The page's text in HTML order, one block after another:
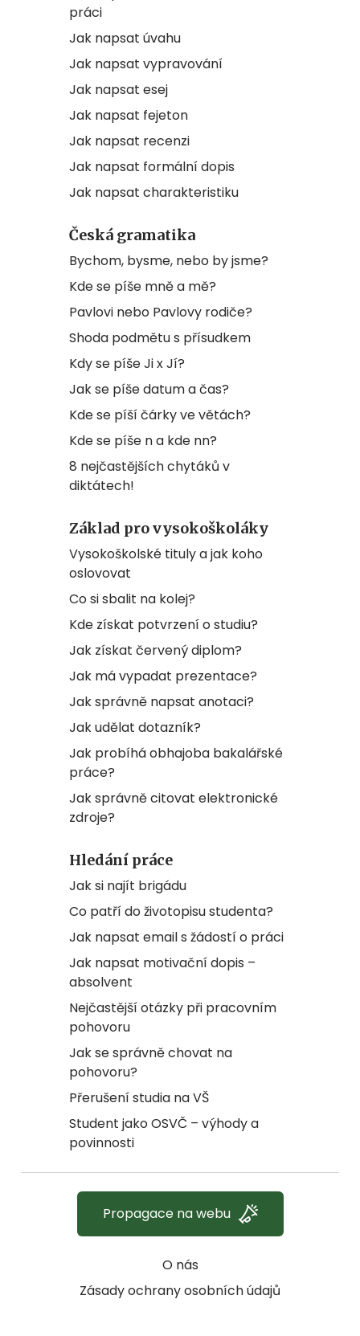
práci
Jak napsat úvahu
Jak napsat vypravování
Jak napsat esej
Jak napsat fejeton
Jak napsat recenzi
Jak napsat formální dopis
Jak napsat charakteristiku
Česká gramatika
Bychom, bysme, nebo by jsme?
Kde se píše mně a mě?
Pavlovi nebo Pavlovy rodiče?
Shoda podmětu s přísudkem
Kdy se píše Ji x Jí?
Jak se píše datum a čas?
Kde se píší čárky ve větách?
Kde se píše n a kde nn?
8 nejčastějších chytáků v
diktátech!
Základ pro vysokoškoláky
Vysokoškolské tituly a jak koho
oslovovat
Co si sbalit na kolej?
Kde získat potvrzení o studiu?
Jak získat červený diplom?
Jak má vypadat prezentace?
Jak správně napsat anotaci?
Jak udělat dotazník?
Jak probíhá obhajoba bakalářské
práce?
Jak správně citovat elektronické
zdroje?
Hledání práce
Jak si najít brigádu
Co patří do životopisu studenta?
Jak napsat email s žádostí o práci
Jak napsat motivační dopis –
absolvent
Nejčastější otázky při pracovním
pohovoru
Jak se správně chovat na
pohovoru?
Přerušení studia na VŠ
Student jako OSVČ – výhody a
povinnosti
O nás
Zásady ochrany osobních údajů
Propagace na webu